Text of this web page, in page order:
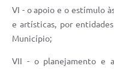
VI - o apoio e o estímulo
e artísticas, por
Município;
VII - o planejamento e